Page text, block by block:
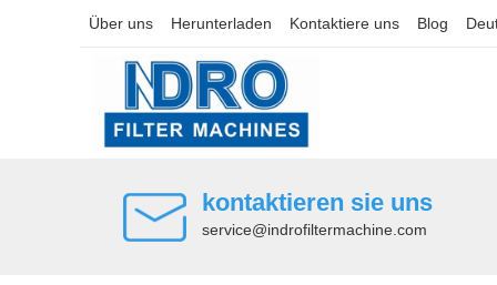
Über uns Herunterladen Kontaktiere uns Blog
kontaktieren sie uns
service@indrofiltermachine.com